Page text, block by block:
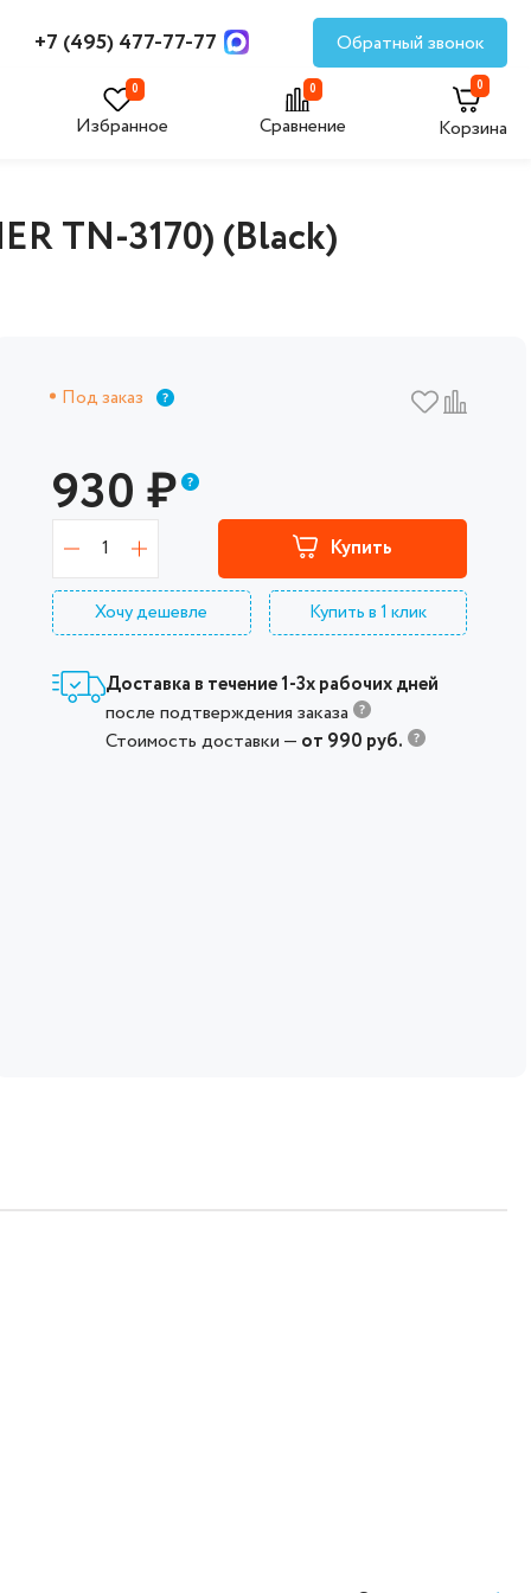
+7 (495) 477-77-77 Обратный звонок
0
Избранное
0
Сравнение
0
Корзина
TN-3170) (Black)
Под заказ
930₽
1 Купить
Хочу дешевле Купить в 1 клик
Доставка в течение 1-3х рабочих дней
после подтверждения заказа
Стоимость доставки — от 990 руб.